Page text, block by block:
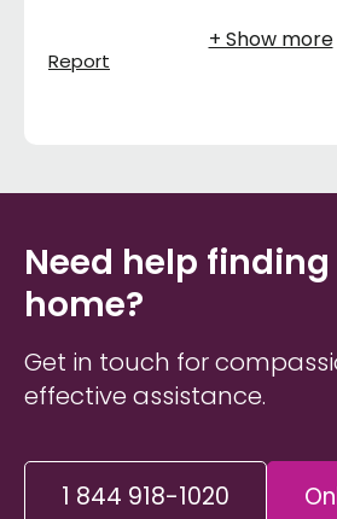
nourriture. La nourriture est le
plus marqué. Les
Report
Need help
home?
Get in touch for
effective assistance.
1 844 918-1020